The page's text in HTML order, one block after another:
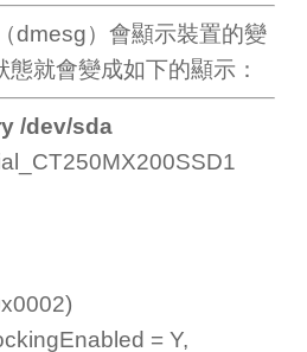
dmesg）會顯示裝置的變
就會變成如下的顯示：
/dev/sda
= Y,